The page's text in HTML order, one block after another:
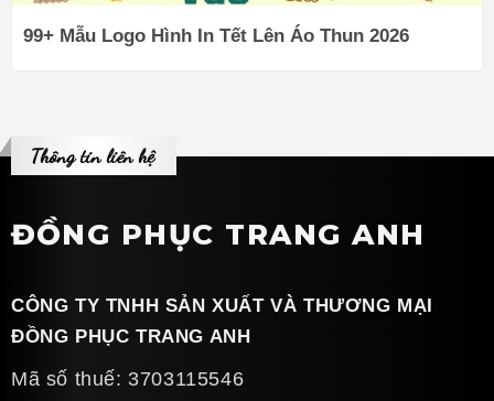
99+ Mẫu Logo Hình In Tết Lên Áo Thun 2026
Thông tin liên hệ
ĐỒNG PHỤC TRANG ANH
CÔNG TY TNHH SẢN XUẤT VÀ THƯƠNG MẠI
ĐỒNG PHỤC TRANG ANH
Mã số thuế: 3703115546